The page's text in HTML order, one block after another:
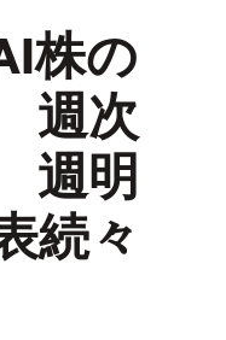
株の
週次
週明
続々